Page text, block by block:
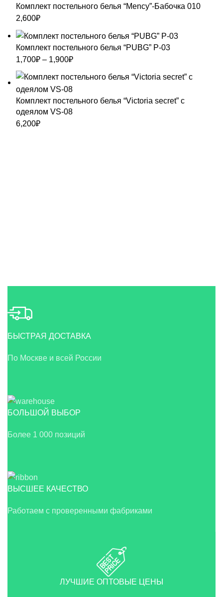
Комплект постельного белья “Mency”-Бабочка 010
2,600₽
Комплект постельного белья “PUBG” P-03
1,700₽ – 1,900₽Диапазон
Комплект постельного белья “Victoria secret” с
одеялом VS-08
6,200₽
БЫСТРАЯ ДОСТАВКА
По Москве и всей России
БОЛЬШОЙ ВЫБОР
Более 1 000 позиций
ВЫСШЕЕ КАЧЕСТВО
Работаем с проверенными фабриками
ЛУЧШИЕ ОПТОВЫЕ ЦЕНЫ